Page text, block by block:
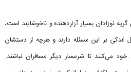
نوزادان بسیار آزاردهنده و ناخوشایند است،
اندکی بر این مسئله دارند و هرچه از دستشان
می‌کنند تا شرمسار دیگر مسافران نباشند.